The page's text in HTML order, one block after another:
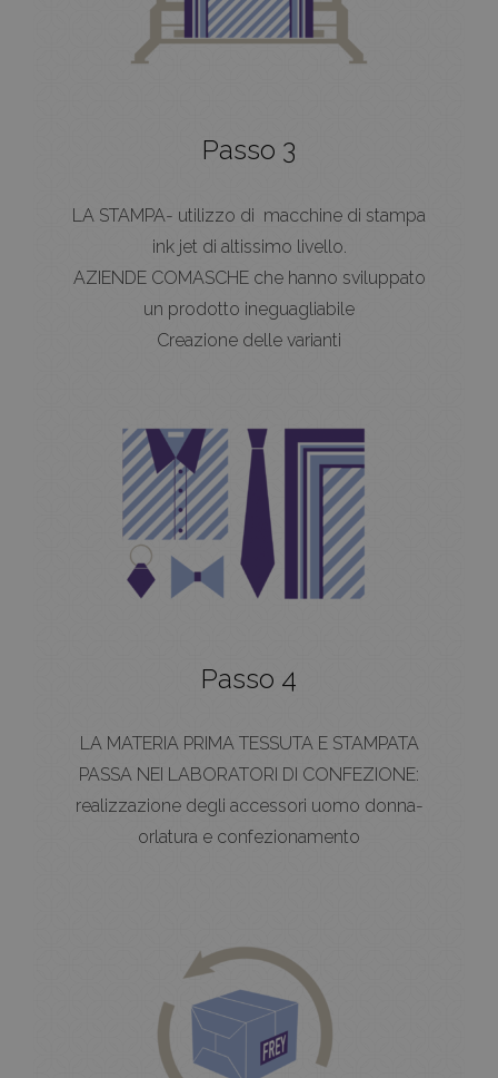
Passo 3
LA STAMPA- utilizzo di macchine di stampa
ink jet di altissimo livello.
AZIENDE COMASCHE che hanno sviluppato
un prodotto ineguagliabile
Creazione delle varianti
Passo 4
LA MATERIA PRIMA TESSUTA E STAMPATA
PASSA NEI LABORATORI DI CONFEZIONE:
realizzazione degli accessori uomo donna-
orlatura e confezionamento